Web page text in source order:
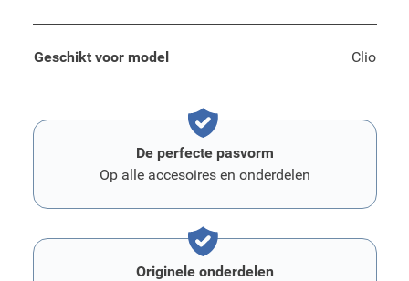
Geschikt voor model Clio
De perfecte pasvorm
Op alle accesoires en onderdelen
Originele onderdelen